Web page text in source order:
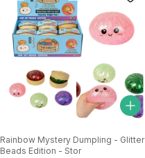
Rainbow Mystery Dumpling - Glitter
Beads Edition - Stor